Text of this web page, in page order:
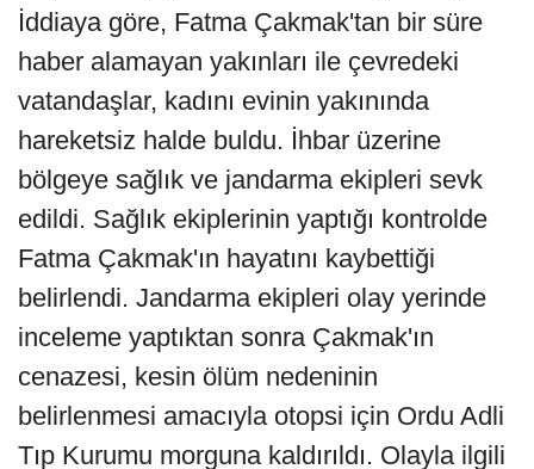
İddiaya göre, Fatma Çakmak'tan bir süre
haber alamayan yakınları ile çevredeki
vatandaşlar, kadını evinin yakınında
hareketsiz halde buldu. İhbar üzerine
bölgeye sağlık ve jandarma ekipleri sevk
edildi. Sağlık ekiplerinin yaptığı kontrolde
Fatma Çakmak'ın hayatını kaybettiği
belirlendi. Jandarma ekipleri olay yerinde
inceleme yaptıktan sonra Çakmak'ın
cenazesi, kesin ölüm nedeninin
belirlenmesi amacıyla otopsi için Ordu Adli
Tıp Kurumu morguna kaldırıldı. Olayla ilgili